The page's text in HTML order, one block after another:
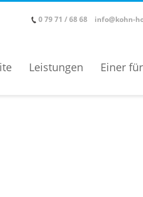
0 79 71 / 68 68 info@kohn-
Leistungen Einer